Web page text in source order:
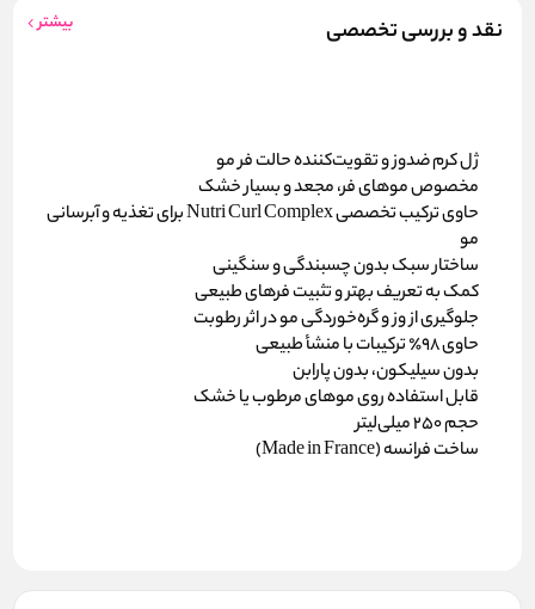
نقد و بررسی تخصصی بیشتر
ژل کرم ضدوز و تقویت‌کننده حالت فر مو
مخصوص موهای فر، مجعد و بسیار خشک
حاوی ترکیب تخصصیNutri Curl Complexبرای تغذیه و آبرسانی
مو
ساختار سبک بدون چسبندگی و سنگینی
کمک به تعریف بهتر و تثبیت فرهای طبیعی
جلوگیری از وز و گره‌خوردگی مو در اثر رطوبت
حاوی ۹۸٪ ترکیبات با منشأ طبیعی
بدون سیلیکون، بدون پارابن
قابل استفاده روی موهای مرطوب یا خشک
حجم ۲۵۰ میلی‌لیتر
ساخت فرانسه (Made in France)